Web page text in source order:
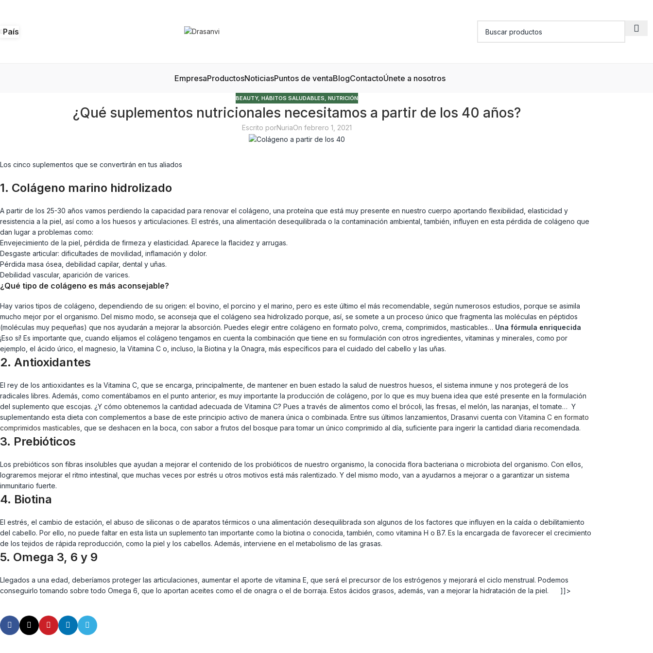
País
EmpresaProductosNoticiasPuntos de ventaBlogContactoÚnete a nosotros
BEAUTY, HÁBITOS SALUDABLES, NUTRICIÓN
¿Qué suplementos nutricionales necesitamos a partir de los 40 años?
Escrito porNuriaOn febrero 1, 2021
Los cinco suplementos que se convertirán en tus aliados
1. Colágeno marino hidrolizado
A partir de los 25-30 años vamos perdiendo la capacidad para renovar el colágeno, una proteína que está muy presente en nuestro cuerpo aportando flexibilidad, elasticidad y
resistencia a la piel, así como a los huesos y articulaciones. El estrés, una alimentación desequilibrada o la contaminación ambiental, también, influyen en esta pérdida de colágeno que
dan lugar a problemas como:
Envejecimiento de la piel, pérdida de firmeza y elasticidad. Aparece la flacidez y arrugas.
Desgaste articular: dificultades de movilidad, inflamación y dolor.
Pérdida masa ósea, debilidad capilar, dental y uñas.
Debilidad vascular, aparición de varices.
¿Qué tipo de colágeno es más aconsejable?
Hay varios tipos de colágeno, dependiendo de su origen: el bovino, el porcino y el marino, pero es este último el más recomendable, según numerosos estudios, porque se asimila
mucho mejor por el organismo. Del mismo modo, se aconseja que el colágeno sea hidrolizado porque, así, se somete a un proceso único que fragmenta las moléculas en péptidos
(moléculas muy pequeñas) que nos ayudarán a mejorar la absorción. Puedes elegir entre colágeno en formato polvo, crema, comprimidos, masticables… Una fórmula enriquecida
¡Eso sí! Es importante que, cuando elijamos el colágeno tengamos en cuenta la combinación que tiene en su formulación con otros ingredientes, vitaminas y minerales, como por
ejemplo, el ácido úrico, el magnesio, la Vitamina C o, incluso, la Biotina y la Onagra, más específicos para el cuidado del cabello y las uñas.
2. Antioxidantes
El rey de los antioxidantes es la Vitamina C, que se encarga, principalmente, de mantener en buen estado la salud de nuestros huesos, el sistema inmune y nos protegerá de los
radicales libres. Además, como comentábamos en el punto anterior, es muy importante la producción de colágeno, por lo que es muy buena idea que esté presente en la formulación
del suplemento que escojas. ¿Y cómo obtenemos la cantidad adecuada de Vitamina C? Pues a través de alimentos como el brócoli, las fresas, el melón, las naranjas, el tomate… Y
suplementando esta dieta con complementos a base de este principio activo de manera única o combinada. Entre sus últimos lanzamientos, Drasanvi cuenta con Vitamina C en formato
comprimidos masticables , que se deshacen en la boca, con sabor a frutos del bosque para tomar un único comprimido al día, suficiente para ingerir la cantidad diaria recomendada.
3. Prebióticos
Los prebióticos son fibras insolubles que ayudan a mejorar el contenido de los probióticos de nuestro organismo, la conocida flora bacteriana o microbiota del organismo. Con ellos,
lograremos mejorar el ritmo intestinal, que muchas veces por estrés u otros motivos está más ralentizado. Y del mismo modo, van a ayudarnos a mejorar o a garantizar un sistema
inmunitario fuerte.
4. Biotina
El estrés, el cambio de estación, el abuso de siliconas o de aparatos térmicos o una alimentación desequilibrada son algunos de los factores que influyen en la caída o debilitamiento
del cabello. Por ello, no puede faltar en esta lista un suplemento tan importante como la biotina o conocida, también, como vitamina H o B7. Es la encargada de favorecer el crecimiento
de los tejidos de rápida reproducción, como la piel y los cabellos. Además, interviene en el metabolismo de las grasas.
5. Omega 3, 6 y 9
Llegados a una edad, deberíamos proteger las articulaciones, aumentar el aporte de vitamina E, que será el precursor de los estrógenos y mejorará el ciclo menstrual. Podemos
conseguirlo tomando sobre todo Omega 6, que lo aportan aceites como el de onagra o el de borraja. Estos ácidos grasos, además, van a mejorar la hidratación de la piel. ]]>